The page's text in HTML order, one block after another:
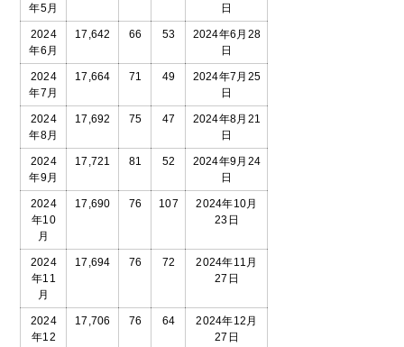
年5月
日
2024
年6月
17,642 66 53
2024年6月28
日
2024
年7月
17,664 71 49
2024年7月25
日
2024
年8月
17,692 75 47
2024年8月21
日
2024
年9月
17,721 81 52
2024年9月24
日
2024
年10
月
17,690 76 107
2024年10月
23日
2024
年11
月
17,694 76 72
2024年11月
27日
2024
年12
17,706 76 64
2024年12月
27日